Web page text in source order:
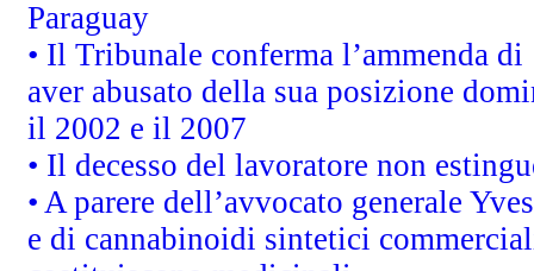
Paraguay
• Il Tribunale conferma l’ammenda
aver abusato della sua posizione
il 2002 e il 2007
• Il decesso del lavoratore non
• A parere dell’avvocato generale
e di cannabinoidi sintetici